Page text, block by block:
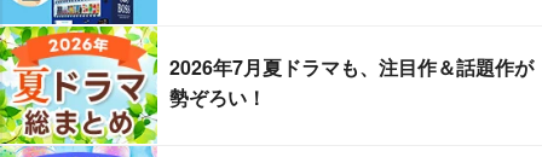
2026年7月夏ドラマも、注目作＆話題作が
勢ぞろい！